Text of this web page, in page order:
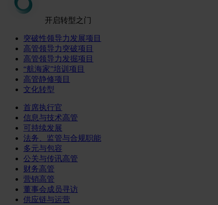
开启转型之门
突破性领导力发展项目
高管领导力突破项目
高管领导力发掘项目
“航海家”培训项目
高管静修项目
文化转型
首席执行官
信息与技术高管
可持续发展
法务、监管与合规职能
多元与包容
公关与传讯高管
财务高管
营销高管
董事会成员寻访
供应链与运营